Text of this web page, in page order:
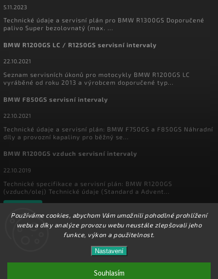
Používáme cookies, abychom Vám umožnili pohodlné prohlížení
webu a díky analýze provozu webu neustále zlepšovali jeho
funkce, výkon a použitelnost.
Nastavení
Souhlasím
Ve dnech 1.8. - 16.8. 2026 máme zavřeno. Eshop
zůstává v provozu, objednávky budeme zpracovávat
17.8.2026. Děkujeme za pochopení.
5.11.2023
Technické údaje a servisní plán pro BMW R1300GS Doporučené
palivo Super bezolovnatý (max. ...
BMW R1200GS LC / R1250GS servisní intervaly
22.10.2021
Seznam servisních úkonů pro motocykly BMW R1200GS LC
vyráběné od roku 2013 a výrobcem doporučené typ...
BMW F850GS servisní intervaly
22.10.2021
Technické údaje a servisní plán: BMW F750GS a F850GS Náhradní
díly a provozní kapaliny pro běžný se...
BMW R1200GS vzduch servisní intervaly
22.10.2019
Technické specifikace a servisní plán: BMW R1200GS
(vzduch/olej) Technické údaje (Standard a Advent...
MyEnduro . Všechna práva vyhrazena.
Upravit nastavení cookies